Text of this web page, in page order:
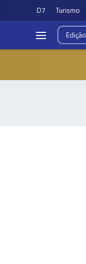
D7 Turismo
Edição